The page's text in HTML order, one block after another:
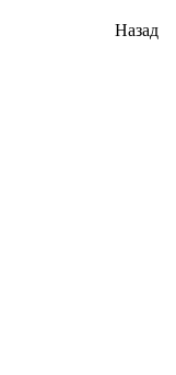
Назад